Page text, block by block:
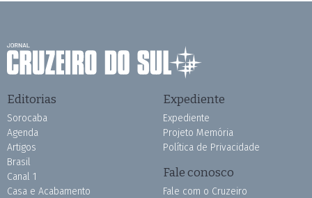
Editorias
Sorocaba
Agenda
Artigos
Brasil
Canal 1
Casa e Acabamento
Expediente
Expediente
Projeto Memória
Política de Privacidade
Fale conosco
Fale com o Cruzeiro